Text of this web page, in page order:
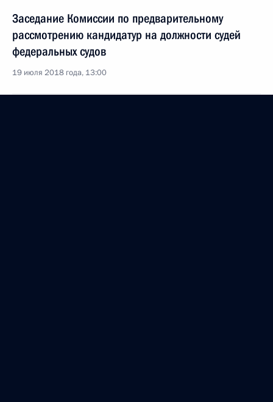
Заседание Комиссии по предварительному
рассмотрению кандидатур на должности судей
федеральных судов
19 июля 2018 года, 13:00